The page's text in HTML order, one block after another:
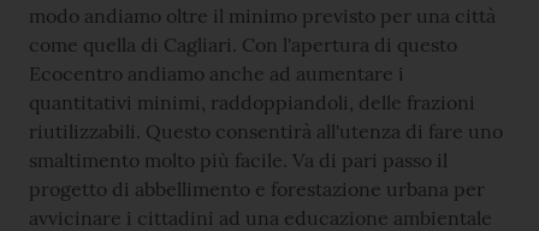
modo andiamo oltre il minimo previsto per una città
come quella di Cagliari. Con l'apertura di questo
Ecocentro andiamo anche ad aumentare i
quantitativi minimi, raddoppiandoli, delle frazioni
riutilizzabili. Questo consentirà all'utenza di fare uno
smaltimento molto più facile. Va di pari passo il
progetto di abbellimento e forestazione urbana per
avvicinare i cittadini ad una educazione ambientale